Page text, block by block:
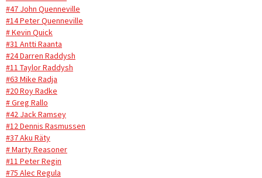
#47 John Quenneville
#14 Peter Quenneville
# Kevin Quick
#31 Antti Raanta
#24 Darren Raddysh
#11 Taylor Raddysh
#63 Mike Radja
#20 Roy Radke
# Greg Rallo
#42 Jack Ramsey
#12 Dennis Rasmussen
#37 Aku Räty
# Marty Reasoner
#11 Peter Regin
#75 Alec Regula